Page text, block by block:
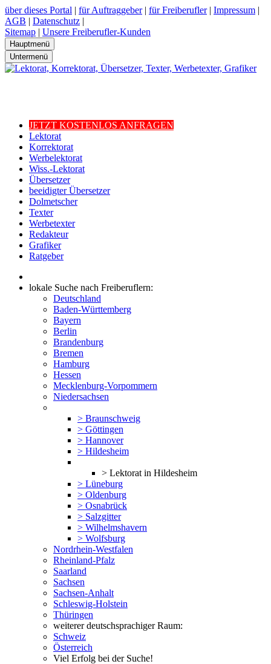
über dieses Portal | für Auftraggeber| für Freiberufler| Impressum |
AGB | Datenschutz |
Sitemap | Unsere Freiberufler-Kunden
Hauptmenü
Untermenü
JETZT KOSTENLOS ANFRAGEN
Lektorat
Korrektorat
Werbelektorat
Wiss.-Lektorat
Übersetzer
beeidigter Übersetzer
Dolmetscher
Texter
Werbetexter
Redakteur
Grafiker
Ratgeber
lokale Suche nach Freiberuflern:
Deutschland
Baden-Württemberg
Bayern
Berlin
Brandenburg
Bremen
Hamburg
Hessen
Mecklenburg-Vorpommern
Niedersachsen
> Braunschweig
> Göttingen
> Hannover
> Hildesheim
> Lektorat in Hildesheim
> Lüneburg
> Oldenburg
> Osnabrück
> Salzgitter
> Wilhelmshavern
> Wolfsburg
Nordrhein-Westfalen
Rheinland-Pfalz
Saarland
Sachsen
Sachsen-Anhalt
Schleswig-Holstein
Thüringen
weiterer deutschsprachiger Raum:
Schweiz
Österreich
Viel Erfolg bei der Suche!